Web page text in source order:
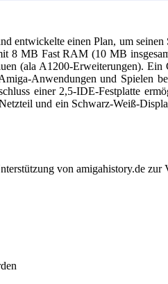
entwickelte einen Plan, um
8 MB Fast RAM (10 MB
(ala A1200-Erweiterungen).
Anwendungen und Spielen
einer 2,5-IDE-Festplatte
und ein Schwarz-Weiß-
von amigahistory.de